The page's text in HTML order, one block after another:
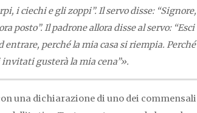
i ciechi e gli zoppi”. Il servo disse: “Signore,
posto”. Il padrone allora disse al servo: “Esci
perché la mia casa si riempia. Perché
gusterà la mia cena”».
una dichiarazione di uno dei commensali